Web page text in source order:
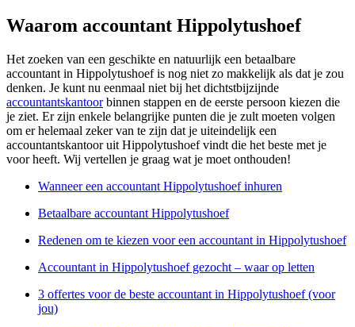
Waarom accountant Hippolytushoef
Het zoeken van een geschikte en natuurlijk een betaalbare
accountant in Hippolytushoef is nog niet zo makkelijk als dat je zou
denken. Je kunt nu eenmaal niet bij het dichtstbijzijnde
accountantskantoorbinnen stappen en de eerste persoon kiezen die
je ziet. Er zijn enkele belangrijke punten die je zult moeten volgen
om er helemaal zeker van te zijn dat je uiteindelijk een
accountantskantoor uit Hippolytushoef vindt die het beste met je
voor heeft. Wij vertellen je graag wat je moet onthouden!
Wanneer een accountant Hippolytushoef inhuren
Betaalbare accountant Hippolytushoef
Redenen om te kiezen voor een accountant in Hippolytushoef
Accountant in Hippolytushoef gezocht – waar op letten
3 offertes voor de beste accountant in Hippolytushoef (voor
jou)